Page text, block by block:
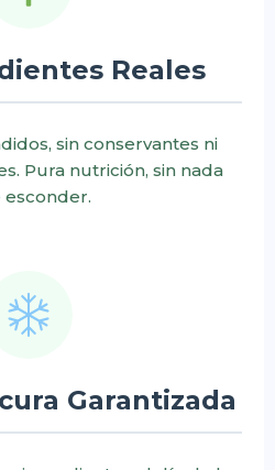
Reales
sin conservantes ni
Pura nutrición, sin nada
esconder.
Garantizada